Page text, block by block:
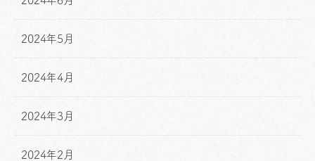
2024年5月
2024年4月
2024年3月
2024年2月